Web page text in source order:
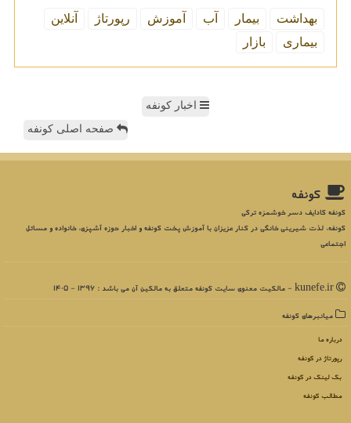
بهداشت بیمار آب آموزش رپورتاژ
آنلاین
بیماری
بازار
اخبار کونفه
صفحه اصلی کونفه
كونفه
کونفه کادایف دسر خوشمزه ترکی
کونفه، لذت شیرینی خانگی در کنار عزیزان با آموزش پخت کونفه و اخبار حوزه آشپزی، خانواده و مسائل
اجتماعی
میانبرهای كونفه
درباره ما
رپورتاژ در كونفه
بک لینک در كونفه
مطالب كونفه